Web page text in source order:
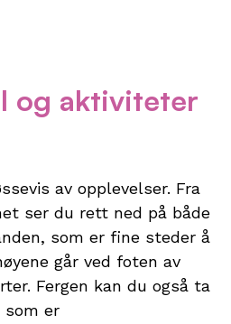
og aktiviteter
av opplevelser. Fra
ser du rett ned på både
som er fine steder å
går ved foten av
Fergen kan du også ta
som er